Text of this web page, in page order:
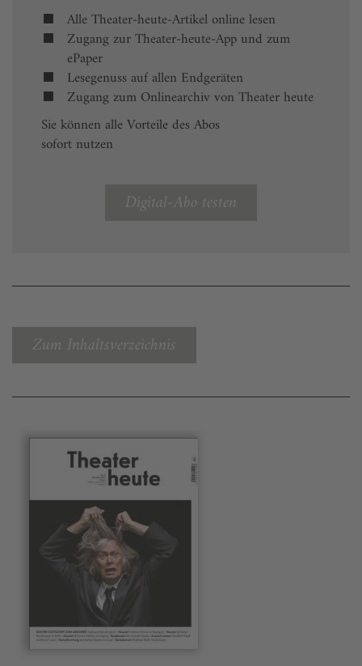
Alle Theater-heute-Artikel online lesen
Zugang zur Theater-heute-App und zum
ePaper
Lesegenuss auf allen Endgeräten
Zugang zum Onlinearchiv von Theater heute
Sie können alle Vorteile des Abos
sofort nutzen
Digital-Abo testen
Zum Inhaltsverzeichnis